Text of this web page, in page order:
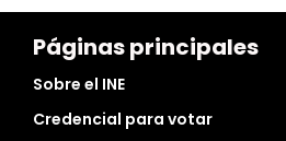
Páginas principales
Sobre el INE
Credencial para votar